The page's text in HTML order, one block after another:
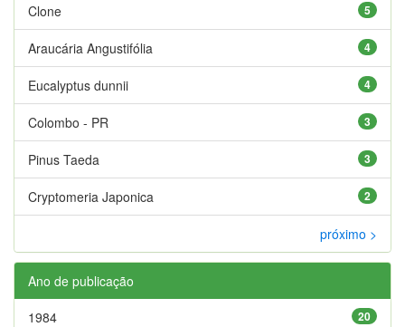
5
Clone
4
Araucária Angustifólia
4
Eucalyptus dunnii
3
Colombo - PR
3
Pinus Taeda
2
Cryptomeria Japonica
próximo >
Ano de publicação
20
1984